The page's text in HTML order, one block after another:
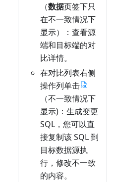
（数据页签下只
在不一致情况下
显示）：查看源
端和目标端的对
比详情。
在对比列表右侧
操作列单击
（不一致情况下
显示)：生成变更
SQL，您可以直
接复制该 SQL 到
目标数据源执
行，修改不一致
的内容。